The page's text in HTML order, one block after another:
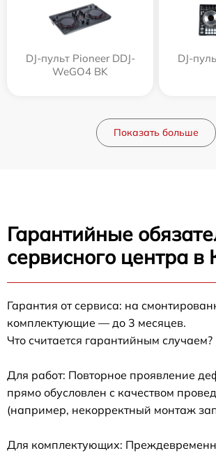
DJ-пульт Pioneer DDJ-
WeGO4 BK
DJ-
Показать больше
Гарантийные
сервисного центра в
Гарантия от сервиса: на
комплектующие — до 3 месяцев.
Что считается гарантийным случаем?
Для работ: Повторное проявление
прямо обусловлен с качеством
(например, некорректный монтаж
Для комплектующих: